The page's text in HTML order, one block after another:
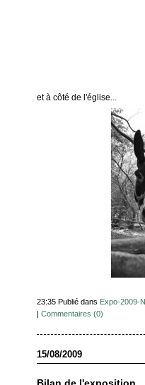
et à côté de l'église...
23:35 Publié dans Expo-2009-
| Commentaires (0)
15/08/2009